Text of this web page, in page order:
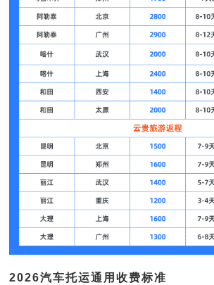
2026汽车托运通用收费标准